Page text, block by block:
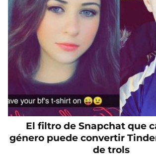
El filtro de Snapchat que
género puede convertir
de trols